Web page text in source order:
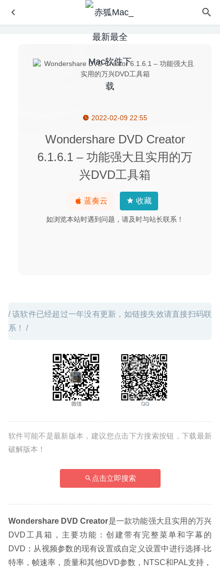
2022-02-09 22:55
Wondershare DVD Creator
6.1.6.1 – 功能强大且实用的万
兴DVD工具箱
蓝奏云 收藏
如浏览本站时遇到问题，请及时与站长联系！
/ 该软件已经超过一年没有更新，如链接失效请直接扫码联
系！ /
软件可能不是最新版本，建议您点击下方搜索按钮，下载最新
破解版本！
点击立即搜索
Wondershare DVD Creator是一款功能强大且实用的万兴
DVD工具箱，主要功能：创建带有完整菜单和字幕的
DVD；从视频参数的现有设置或自定义设置中进行选择-比
特率，帧速率，质量和其他DVD参数，NTSC和PAL支持，
CameraBag Photo 2020.10 – 照片滤镜工具
Cocktail 13.1.2 for Mac- 功能强大的系统维护优化工具
Iridient Developer 5.5.0 – 非常专业的RAW转换工具 2026-
Trickster 3.9.11 – 快速访问最近使用的文档